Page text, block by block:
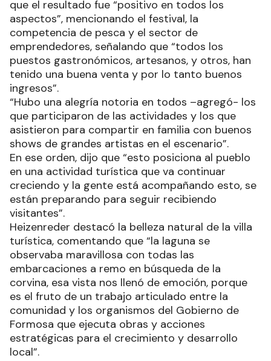
que el resultado fue “positivo en todos los
aspectos”, mencionando el festival, la
competencia de pesca y el sector de
emprendedores, señalando que “todos los
puestos gastronómicos, artesanos, y otros, han
tenido una buena venta y por lo tanto buenos
ingresos”.
“Hubo una alegría notoria en todos –agregó- los
que participaron de las actividades y los que
asistieron para compartir en familia con buenos
shows de grandes artistas en el escenario”.
En ese orden, dijo que “esto posiciona al pueblo
en una actividad turística que va continuar
creciendo y la gente está acompañando esto, se
están preparando para seguir recibiendo
visitantes”.
Heizenreder destacó la belleza natural de la villa
turística, comentando que “la laguna se
observaba maravillosa con todas las
embarcaciones a remo en búsqueda de la
corvina, esa vista nos llenó de emoción, porque
es el fruto de un trabajo articulado entre la
comunidad y los organismos del Gobierno de
Formosa que ejecuta obras y acciones
estratégicas para el crecimiento y desarrollo
local”.